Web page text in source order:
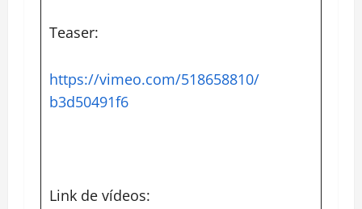
Teaser:
https://vimeo.com/518658810/
b3d50491f6
Link de vídeos: